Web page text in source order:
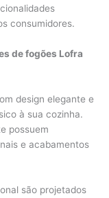
consumidores.
de fogões Lofra
design elegante e
à sua cozinha.
possuem
e acabamentos
são projetados